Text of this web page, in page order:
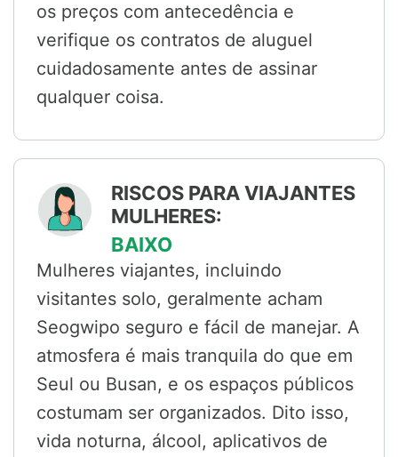
os preços com antecedência e
verifique os contratos de aluguel
cuidadosamente antes de assinar
qualquer coisa.
RISCOS PARA VIAJANTES
MULHERES:
BAIXO
Mulheres viajantes, incluindo
visitantes solo, geralmente acham
Seogwipo seguro e fácil de manejar. A
atmosfera é mais tranquila do que em
Seul ou Busan, e os espaços públicos
costumam ser organizados. Dito isso,
vida noturna, álcool, aplicativos de